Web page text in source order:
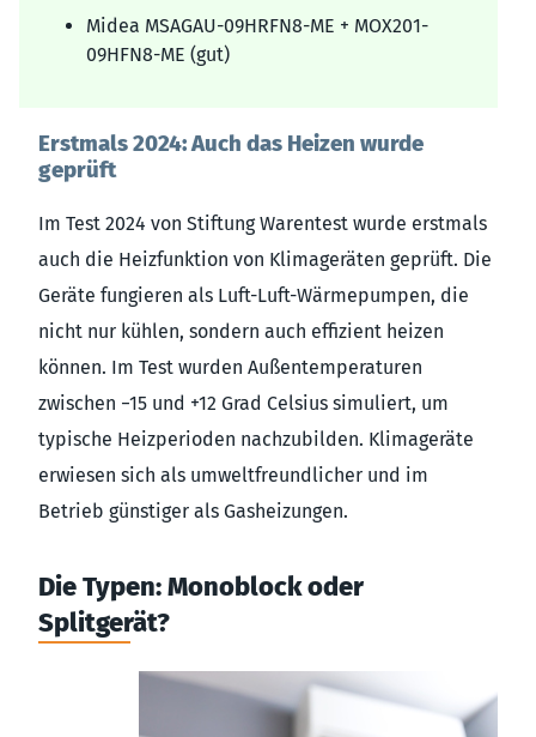
Midea MSAGAU-09HRFN8-ME + MOX201-
09HFN8-ME (gut)
Erstmals 2024: Auch das Heizen wurde
geprüft
Im Test 2024 von Stiftung Warentest wurde erstmals
auch die Heizfunktion von Klimageräten geprüft. Die
Geräte fungieren als Luft-Luft-Wärmepumpen, die
nicht nur kühlen, sondern auch effizient heizen
können. Im Test wurden Außentemperaturen
zwischen −15 und +12 Grad Celsius simuliert, um
typische Heizperioden nachzubilden. Klimageräte
erwiesen sich als umweltfreundlicher und im
Betrieb günstiger als Gasheizungen.
Die Typen: Monoblock oder
Splitgerät?